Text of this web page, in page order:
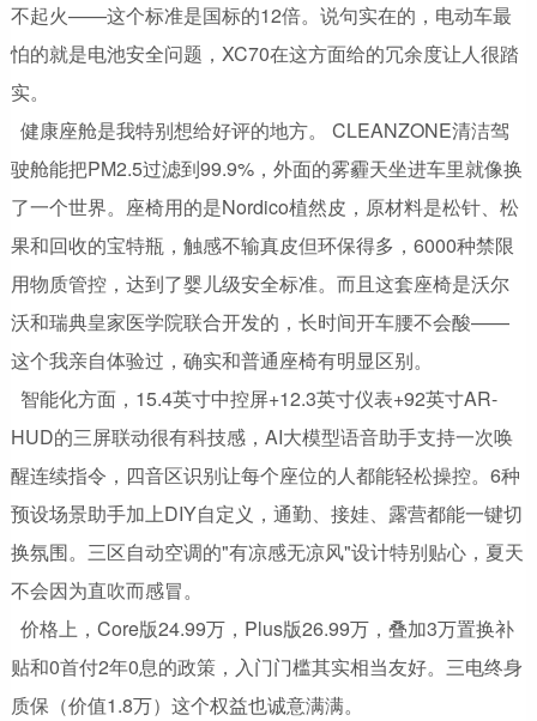
不起火——这个标准是国标的12倍。说句实在的，电动车最
怕的就是电池安全问题，XC70在这方面给的冗余度让人很踏
实。
健康座舱是我特别想给好评的地方。 CLEANZONE清洁驾
驶舱能把PM2.5过滤到99.9%，外面的雾霾天坐进车里就像换
了一个世界。座椅用的是Nordico植然皮，原材料是松针、松
果和回收的宝特瓶，触感不输真皮但环保得多，6000种禁限
用物质管控，达到了婴儿级安全标准。而且这套座椅是沃尔
沃和瑞典皇家医学院联合开发的，长时间开车腰不会酸——
这个我亲自体验过，确实和普通座椅有明显区别。
智能化方面，15.4英寸中控屏+12.3英寸仪表+92英寸AR-
HUD的三屏联动很有科技感，AI大模型语音助手支持一次唤
醒连续指令，四音区识别让每个座位的人都能轻松操控。6种
预设场景助手加上DIY自定义，通勤、接娃、露营都能一键切
换氛围。三区自动空调的"有凉感无凉风"设计特别贴心，夏天
不会因为直吹而感冒。
价格上，Core版24.99万，Plus版26.99万，叠加3万置换补
贴和0首付2年0息的政策，入门门槛其实相当友好。三电终身
质保（价值1.8万）这个权益也诚意满满。